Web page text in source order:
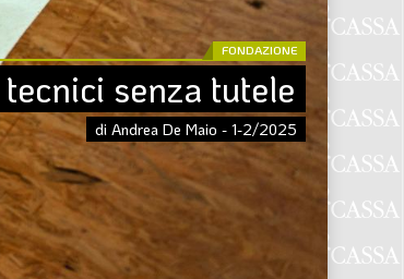
FONDAZIONE
senza tutele
di Andrea De Maio - 1-2/2025